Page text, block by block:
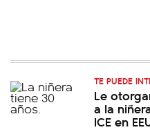
TE PUEDE
Le
a la
ICE en